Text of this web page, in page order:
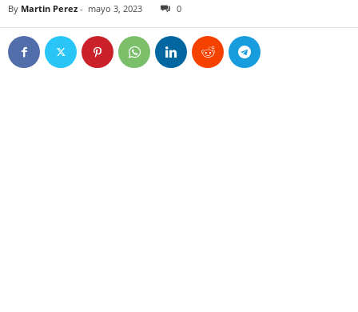
By Martin Perez - mayo 3, 2023 0